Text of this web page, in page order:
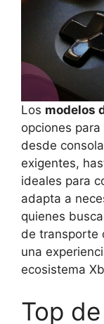
Los modelos
opciones
desde
exigentes,
ideales para
adapta a
quienes
de transporte
una
ecosistema
Top